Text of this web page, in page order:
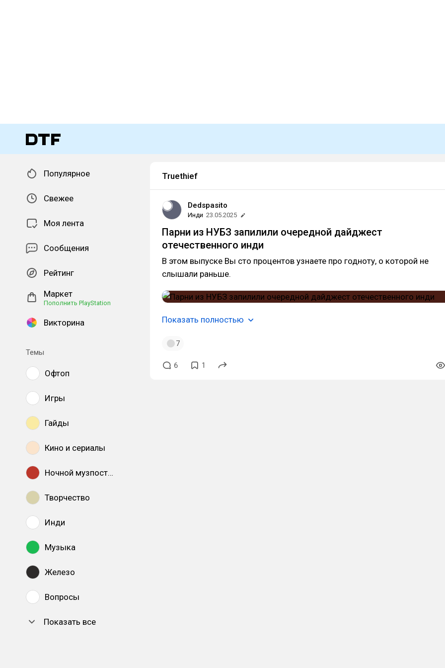
Популярное
Свежее
Моя лента
Сообщения
Рейтинг
Маркет
Пополнить PlayStation
Викторина
Темы
Офтоп
Игры
Гайды
Кино и сериалы
Ночной музпостинг
Творчество
Инди
Музыка
Железо
Вопросы
Показать все
Truethief
Dedspasito
Инди 23.05.2025
Парни из НУБЗ запилили очередной дайджест
отечественного инди
В этом выпуске Вы сто процентов узнаете про годноту, о которой не
слышали раньше.
Показать полностью
7
6 1